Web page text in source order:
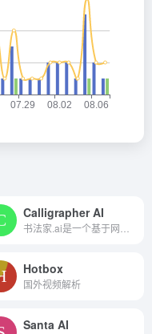
Calligrapher AI
Hotbox
国外视频解析
Santa AI